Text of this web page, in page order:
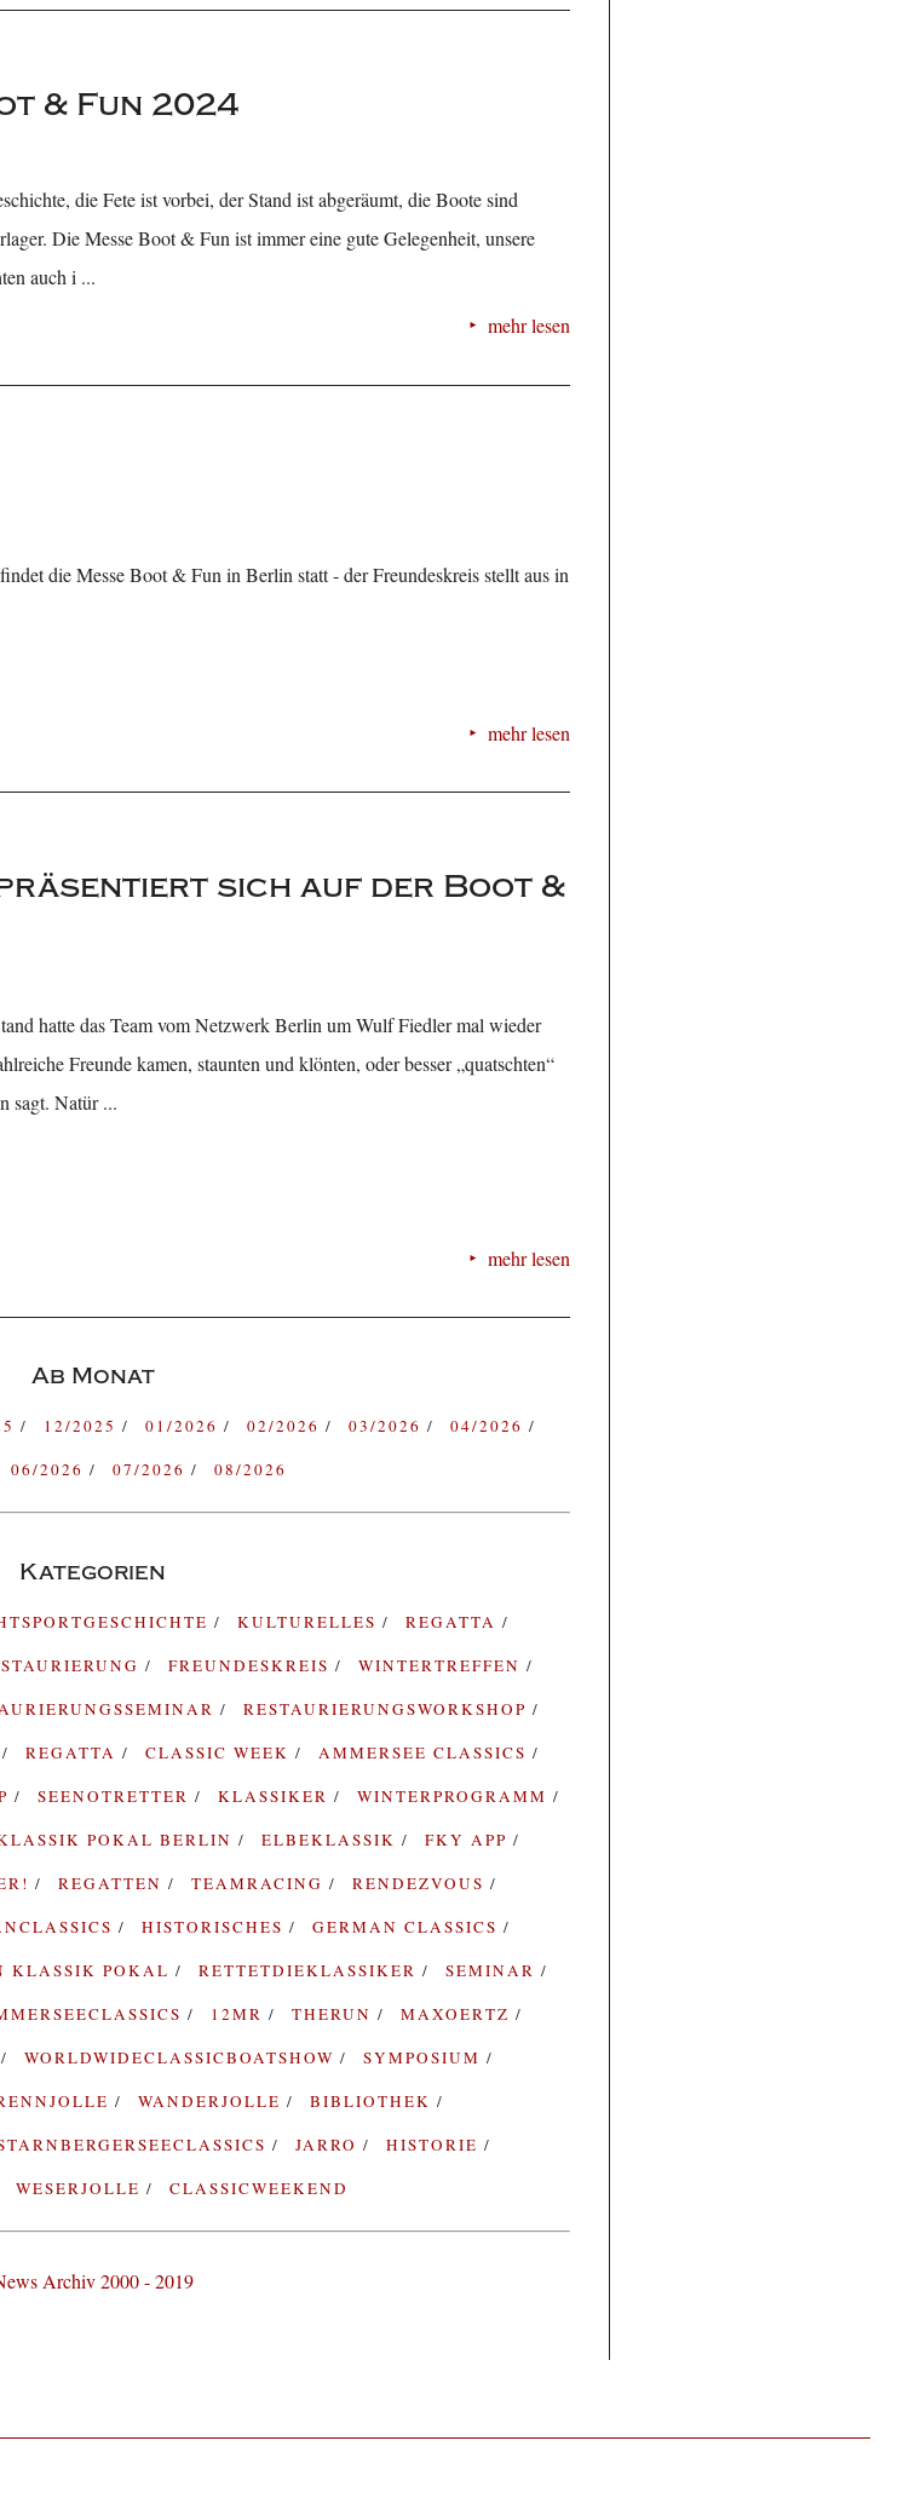
& Fun 2024
die Fete ist vorbei, der Stand ist abgeräumt, die Boote sind
Die Messe Boot & Fun ist immer eine gute Gelegenheit, unsere
auch i ...
mehr lesen
die Messe Boot & Fun in Berlin statt - der Freundeskreis stellt aus in
mehr lesen
sich auf der Boot &
hatte das Team vom Netzwerk Berlin um Wulf Fiedler mal wieder
Freunde kamen, staunten und klönten, oder besser „quatschten“
sagt. Natür ...
mehr lesen
Ab Monat
12/2025 01/2026 02/2026 03/2026
04/2026
06/2026 07/2026 08/2026
Kategorien
KULTURELLES
REGATTA
FREUNDESKREIS
WINTERTREFFEN
RESTAURIERUNGSWORKSHOP
REGATTA CLASSIC WEEK
AMMERSEE CLASSICS
SEENOTRETTER KLASSIKER
WINTERPROGRAMM
POKAL BERLIN ELBEKLASSIK
FKY APP
REGATTEN TEAMRACING
RENDEZVOUS
HISTORISCHES
GERMAN CLASSICS
KLASSIK POKAL RETTETDIEKLASSIKER
SEMINAR
12MR THERUN
MAXOERTZ
WORLDWIDECLASSICBOATSHOW
SYMPOSIUM
WANDERJOLLE
BIBLIOTHEK
JARRO
HISTORIE
WESERJOLLE CLASSICWEEKEND
Archiv 2000 - 2019